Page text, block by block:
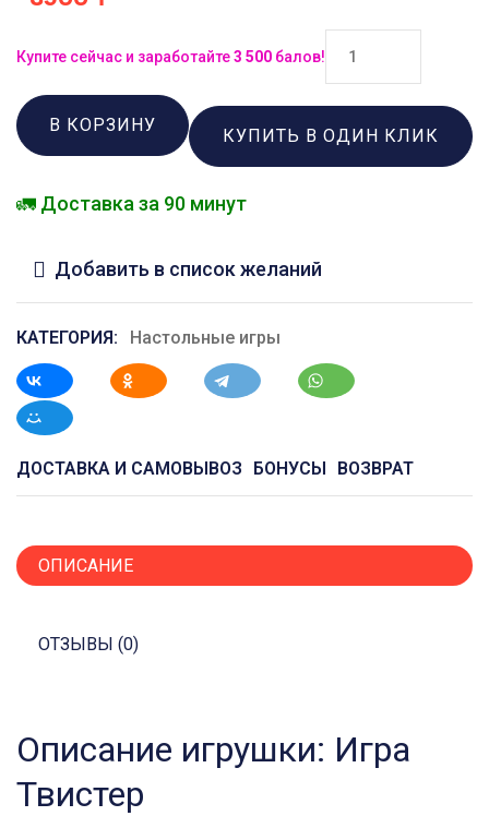
Купите сейчас и заработайте3 500 балов!
В КОРЗИНУ
КУПИТЬ В ОДИН КЛИК
🚛 Доставка за 90 минут
Добавить в список желаний
КАТЕГОРИЯ: Настольные игры
ДОСТАВКА И САМОВЫВОЗ БОНУСЫ ВОЗВРАТ
ОПИСАНИЕ
ОТЗЫВЫ (0)
Описание игрушки: Игра
Твистер